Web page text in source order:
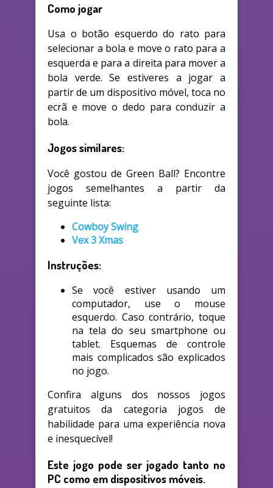
Como jogar
Usa o botão esquerdo do rato para
selecionar a bola e move o rato para a
esquerda e para a direita para mover a
bola verde. Se estiveres a jogar a
partir de um dispositivo móvel, toca no
ecrã e move o dedo para conduzir a
bola.
Jogos similares:
Você gostou de Green Ball? Encontre
jogos semelhantes a partir da
seguinte lista:
Cowboy Swing
Vex 3 Xmas
Instruções:
Se você estiver usando um
computador, use o mouse
esquerdo. Caso contrário, toque
na tela do seu smartphone ou
tablet. Esquemas de controle
mais complicados são explicados
no jogo.
Confira alguns dos nossos jogos
gratuitos da categoria jogos de
habilidade para uma experiência nova
e inesquecível!
Este jogo pode ser jogado tanto no
PC como em dispositivos móveis.